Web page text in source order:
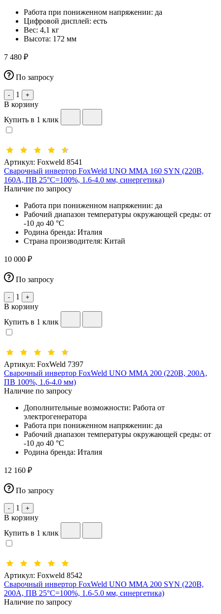
Работа при пониженном напряжении: да
Цифровой дисплей: есть
Вес: 4,1 кг
Высота: 172 мм
7 480 ₽
По запросу
- 1 +
В корзину
Купить в 1 клик
Артикул: Foxweld 8541
Сварочный инвертор FoxWeld UNO MMA 160 SYN (220В,
160А, ПВ 25°C=100%, 1.6-4.0 мм, синергетика)
Наличие по запросу
Работа при пониженном напряжении: да
Рабочий диапазон температуры окружающей среды: от
-10 до 40 °С
Родина бренда: Италия
Страна производителя: Китай
10 000 ₽
По запросу
- 1 +
В корзину
Купить в 1 клик
Артикул: FoxWeld 7397
Сварочный инвертор FoxWeld UNO MMA 200 (220В, 200А,
ПВ 100%, 1.6-4.0 мм)
Наличие по запросу
Дополнительные возможности: Работа от
электрогенератора
Работа при пониженном напряжении: да
Рабочий диапазон температуры окружающей среды: от
-10 до 40 °С
Родина бренда: Италия
12 160 ₽
По запросу
- 1 +
В корзину
Купить в 1 клик
Артикул: Foxweld 8542
Сварочный инвертор FoxWeld UNO MMA 200 SYN (220В,
200А, ПВ 25°C=100%, 1.6-5.0 мм, синергетика)
Наличие по запросу